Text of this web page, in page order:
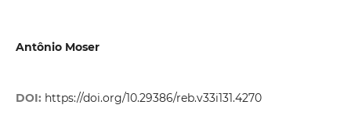
Antônio Moser
DOI: https://doi.org/10.29386/reb.v33i131.4270